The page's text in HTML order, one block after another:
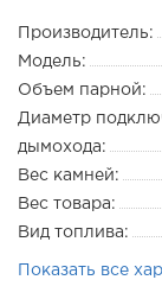
Производитель:
Модель:
Объем парной:
Диаметр
дымохода:
Вес камней:
Вес товара:
Вид топлива:
Показать все